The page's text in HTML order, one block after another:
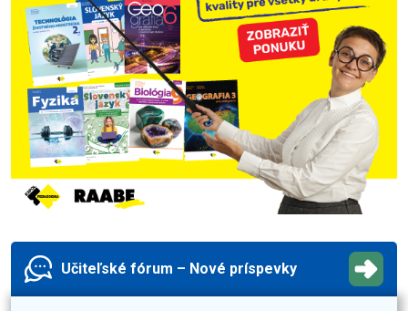
Učiteľské fórum – Nové príspevky